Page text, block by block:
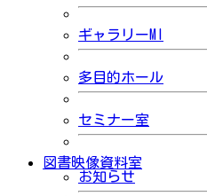
ギャラリーMI
多目的ホール
セミナー室
図書映像資料室
お知らせ